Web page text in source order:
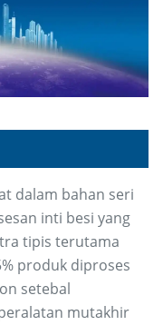
dalam bahan seri
inti besi yang
tipis terutama
produk diproses
setebal
mutakhir